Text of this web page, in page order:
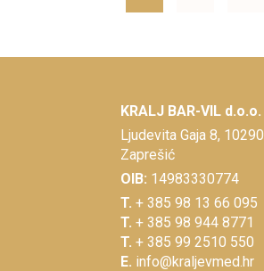
KRALJ BAR-VIL d.o.o.
Ljudevita Gaja 8, 10290
Zaprešić
OIB: 14983330774
T. + 385 98 13 66 095
T. + 385 98 944 8771
T. + 385 99 2510 550
E. info@kraljevmed.hr